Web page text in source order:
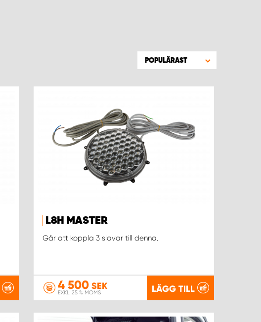
POPULÄRAST
L8H MASTER
Går att koppla 3 slavar till denna.
4 500 SEK
EXKL. 25 % MOMS LÄGG TILL